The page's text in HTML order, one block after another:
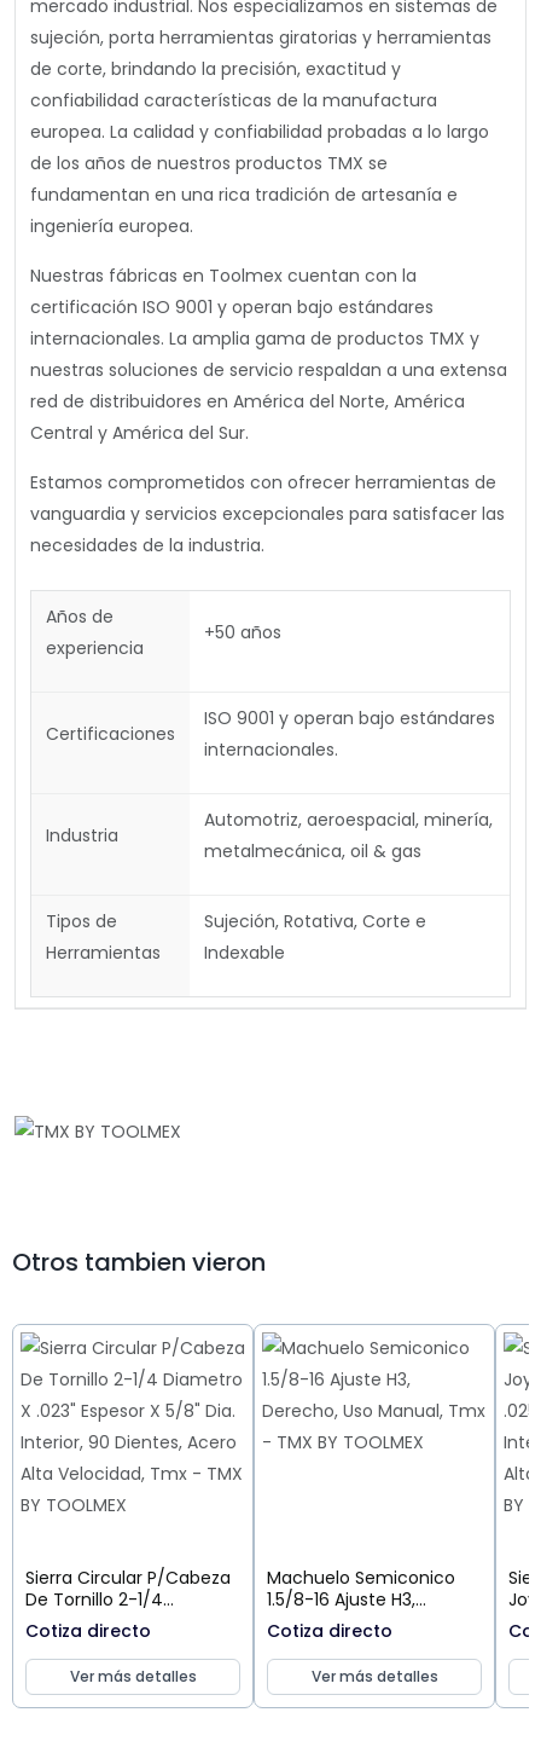
mercado industrial. Nos especializamos en sistemas de
sujeción, porta herramientas giratorias y herramientas
de corte, brindando la precisión, exactitud y
confiabilidad características de la manufactura
europea. La calidad y confiabilidad probadas a lo largo
de los años de nuestros productos TMX se
fundamentan en una rica tradición de artesanía e
ingeniería europea.
Nuestras fábricas en Toolmex cuentan con la
certificación ISO 9001 y operan bajo estándares
internacionales. La amplia gama de productos TMX y
nuestras soluciones de servicio respaldan a una extensa
red de distribuidores en América del Norte, América
Central y América del Sur.
Estamos comprometidos con ofrecer herramientas de
vanguardia y servicios excepcionales para satisfacer las
necesidades de la industria.
Años de
experiencia
+50 años
Certificaciones
ISO 9001 y operan bajo estándares
internacionales.
Industria
Automotriz, aeroespacial, minería,
metalmecánica, oil & gas
Tipos de
Herramientas
Sujeción, Rotativa, Corte e
Indexable
Otros tambien vieron
Sierra Circular P/Cabeza
De Tornillo 2-1/4
Diametro X .023" Espesor
X 5/8" Dia. Interior, 90
Dientes, Acero Alta
Velocidad, Tmx
Cotiza directo
Ver más detalles
Machuelo Semiconico
1.5/8-16 Ajuste H3,
Derecho, Uso Manual,
Tmx
Cotiza directo
Ver más detalles